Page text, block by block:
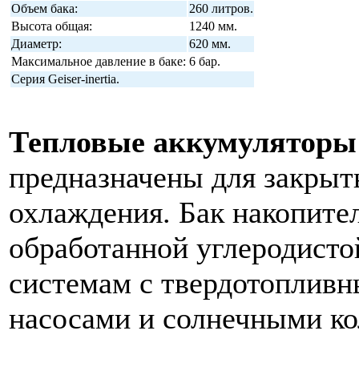
Объем бака:
260 литров.
Высота общая:
1240 мм.
Диаметр:
620 мм.
Максимальное давление в баке: 6 бар.
Серия Geiser-inertia.
Тепловые
предназначены для
охлаждения. Бак
обработанной
системам с
насосами и солнечными